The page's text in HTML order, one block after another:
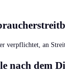
verpflichtet, an
nach dem